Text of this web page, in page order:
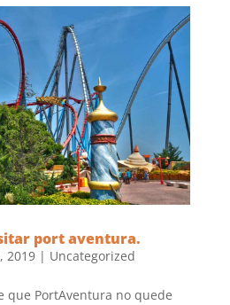
port aventura.
2019| Uncategorized
que PortAventura no quede